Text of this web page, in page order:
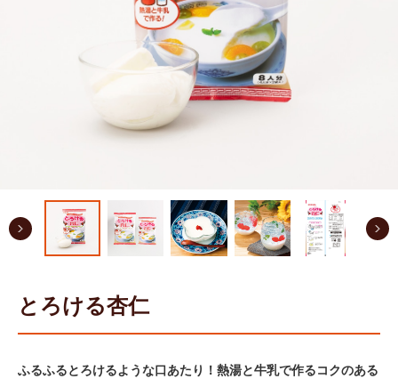
とろける杏仁
ふるふるとろけるような口あたり！熱湯と牛乳で作るコクのある